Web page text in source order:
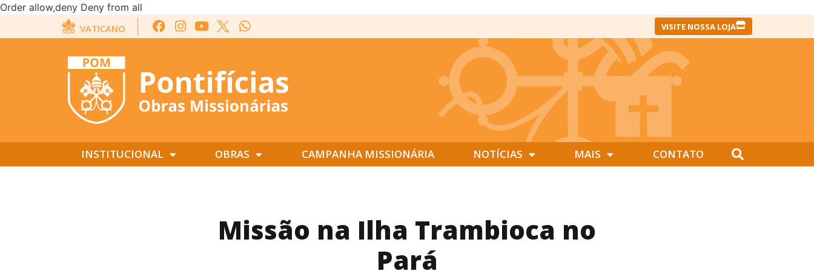
Order allow,deny Deny from all
VATICANO
VISITE NOSSA LOJA
INSTITUCIONAL OBRAS CAMPANHA MISSIONÁRIA NOTÍCIAS MAIS CONTATO
Missão na Ilha Trambioca no
Pará